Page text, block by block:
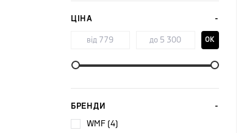
ЦІНА
OK
БРЕНДИ
WMF (4)